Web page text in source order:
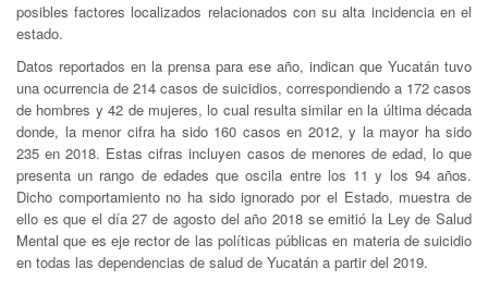
posibles factores localizados relacionados con su alta incidencia en el
estado.
Datos reportados en la prensa para ese año, indican que Yucatán tuvo
una ocurrencia de 214 casos de suicidios, correspondiendo a 172 casos
de hombres y 42 de mujeres, lo cual resulta similar en la última década
donde, la menor cifra ha sido 160 casos en 2012, y la mayor ha sido
235 en 2018. Estas cifras incluyen casos de menores de edad, lo que
presenta un rango de edades que oscila entre los 11 y los 94 años.
Dicho comportamiento no ha sido ignorado por el Estado, muestra de
ello es que el día 27 de agosto del año 2018 se emitió la Ley de Salud
Mental que es eje rector de las políticas públicas en materia de suicidio
en todas las dependencias de salud de Yucatán a partir del 2019.